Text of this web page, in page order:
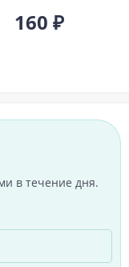
160 ₽
в течение дня.